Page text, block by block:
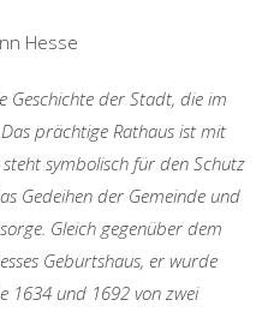
Hesse
Geschichte der Stadt, die im
prächtige Rathaus ist mit
symbolisch für den Schutz
Gedeihen der Gemeinde und
Gleich gegenüber dem
Geburtshaus, er wurde
1634 und 1692 von zwei